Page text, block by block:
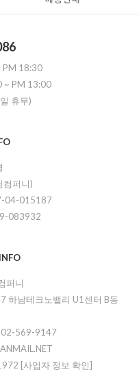
PM 18:30
~ PM 13:00
휴무)
컴퍼니)
04-015187
083932
퍼니
하남테크노밸리 U1센터 B동
02-569-9147
[사업자 정보 확인]